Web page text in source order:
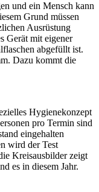
und ein Mensch kann
Grund müssen
Ausrüstung
Gerät mit eigener
abgefüllt ist.
Dazu kommt die
Hygienekonzept
pro Termin sind
eingehalten
wird der Test
Kreisausbilder zeigt
es in diesem Jahr.